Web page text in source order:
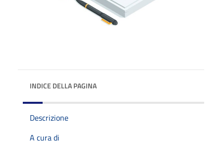
INDICE DELLA PAGINA
Descrizione
A cura di